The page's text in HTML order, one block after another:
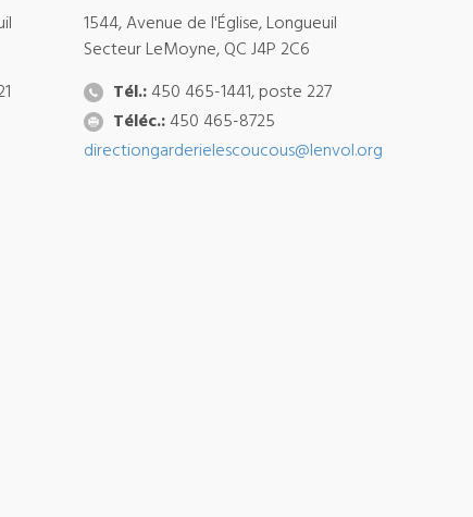
1544, Avenue de l'Église, Longueuil
Secteur LeMoyne, QC J4P 2C6
Tél.:450 465-1441, poste 227
Téléc.:450 465-8725
directiongarderielescoucous@lenvol.org